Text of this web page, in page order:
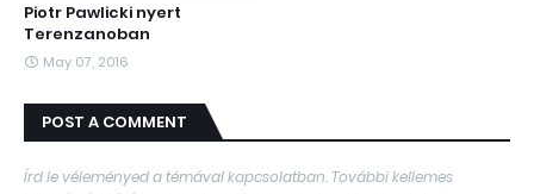
Piotr Pawlicki nyert
Terenzanoban
May 07, 2016
POST A COMMENT
Írd le véleményed a témával kapcsolatban. További kellemes